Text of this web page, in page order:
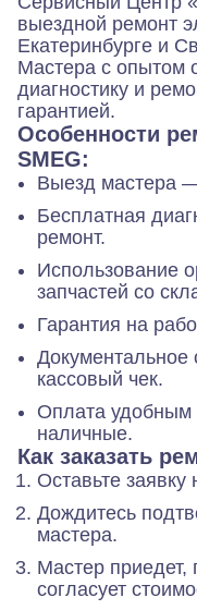
выездной ремонт
Екатеринбурге и
Мастера с опытом
диагностику и
гарантией.
Особенности
SMEG:
Выезд мастера
Бесплатная
ремонт.
Использование
запчастей со
Гарантия на
кассовый чек.
Оплата удобным
наличные.
Как заказать
Оставьте
Дождитесь
мастера.
Мастер приедет,
согласует